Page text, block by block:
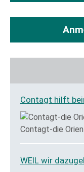
Contagt hilft
Contagt-die
WEIL wir